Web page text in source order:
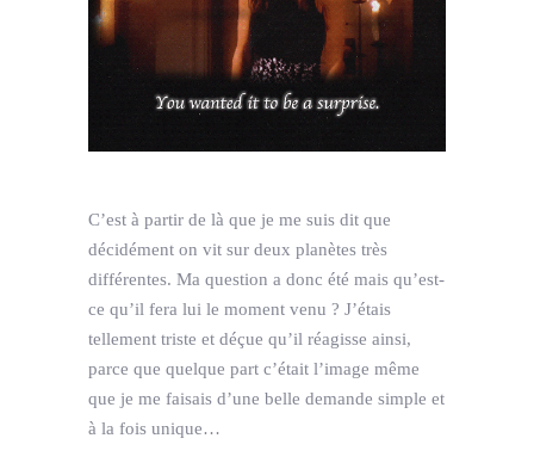
C’est à partir de là que je me suis dit que
décidément on vit sur deux planètes très
différentes. Ma question a donc été mais qu’est-
ce qu’il fera lui le moment venu ? J’étais
tellement triste et déçue qu’il réagisse ainsi,
parce que quelque part c’était l’image même
que je me faisais d’une belle demande simple et
à la fois unique…